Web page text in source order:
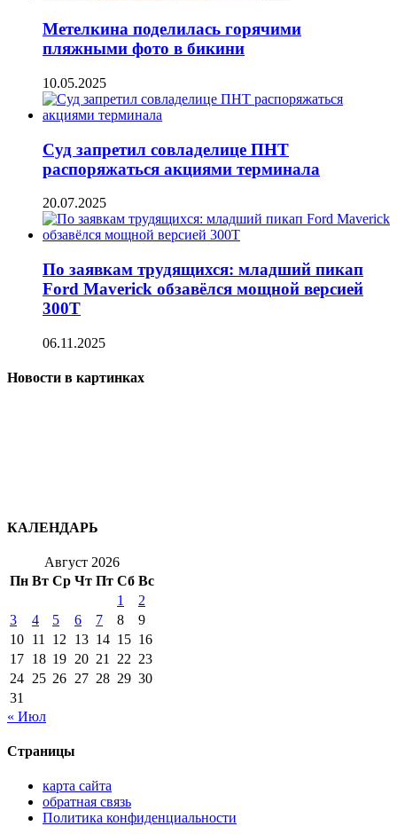
Метелкина поделилась горячими
пляжными фото в бикини
10.05.2025
Суд запретил совладелице ПНТ
распоряжаться акциями терминала
20.07.2025
По заявкам трудящихся: младший пикап
Ford Maverick обзавёлся мощной версией
300T
06.11.2025
Новости в картинках
КАЛЕНДАРЬ
Август 2026
Пн Вт Ср Чт Пт Сб Вс
1
2
3
4 5 6 7 8
9
10 11 12 13 14 15 16
17 18 19 20 21 22 23
24 25 26 27 28 29 30
31
« Июл
Страницы
карта сайта
обратная связь
Политика конфиденциальности